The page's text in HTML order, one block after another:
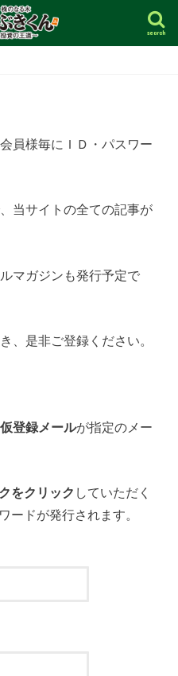
search
員様毎にＩＤ・パスワー
当サイトの全ての記事が
マガジンも発行予定で
、是非ご登録ください。
仮登録メールが指定のメー
をクリック していただく
ードが発行されます。